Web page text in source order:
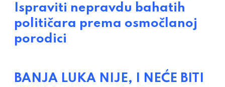
Ispraviti nepravdu bahatih
političara prema osmočlanoj
porodici
BANJA LUKA NIJE, I NEĆE BITI